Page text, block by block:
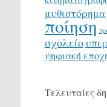
μυθιστόρημα
ποίηση
σχολείο
ψηφιακή
Τελευταίες